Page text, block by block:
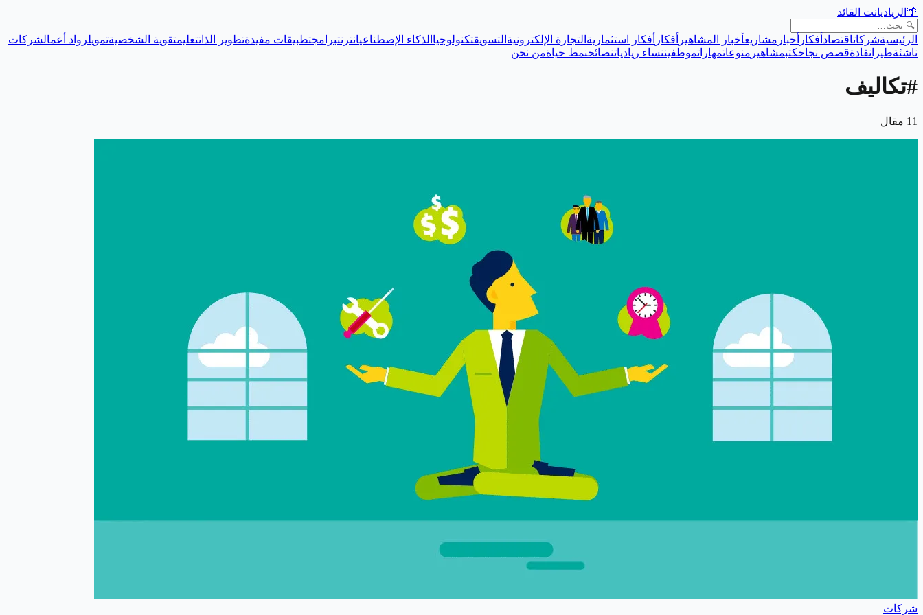
🌴 الرياديانت القائد
الرئيسيةشركاتاقتصاد أفكار أخبار مشاريعأخبار المشاهير أفكار أفكار استثمارية التجارة الإلكترونية التسويقتكنولوجيا الذكاء الإصطناعيانترنتبرامجتطبيقات مفيدةتطوير الذاتتعليمتقوية الشخصيةتمويلرواد أعمالشركات
ناشئةطيرانقادةقصص نجاحكتبمشاهير منوعاتمهاراتموظفيننساء ريادياتنصائحنمط حياةمن نحن
#تكاليف
11 مقال
شركات